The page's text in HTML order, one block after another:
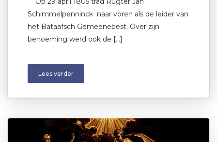
Schimmelpenninck naar voren als de leider van
het Bataafsch Gemeenebest. Over zijn
benoeming werd ook de […]
Lees verder